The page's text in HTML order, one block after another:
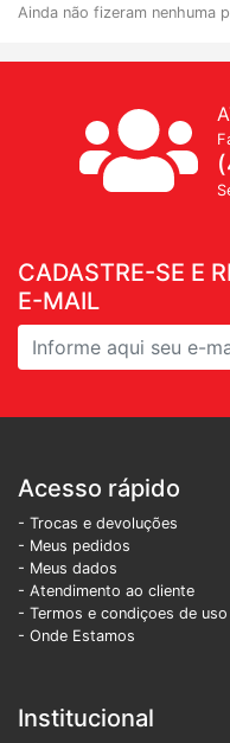
Ainda não fizeram nenhuma
CADASTRE-SE E
E-MAIL
Acesso rápido
- Trocas e devoluções
- Meus pedidos
- Meus dados
- Atendimento ao cliente
- Termos e condiçoes de uso
- Onde Estamos
Institucional